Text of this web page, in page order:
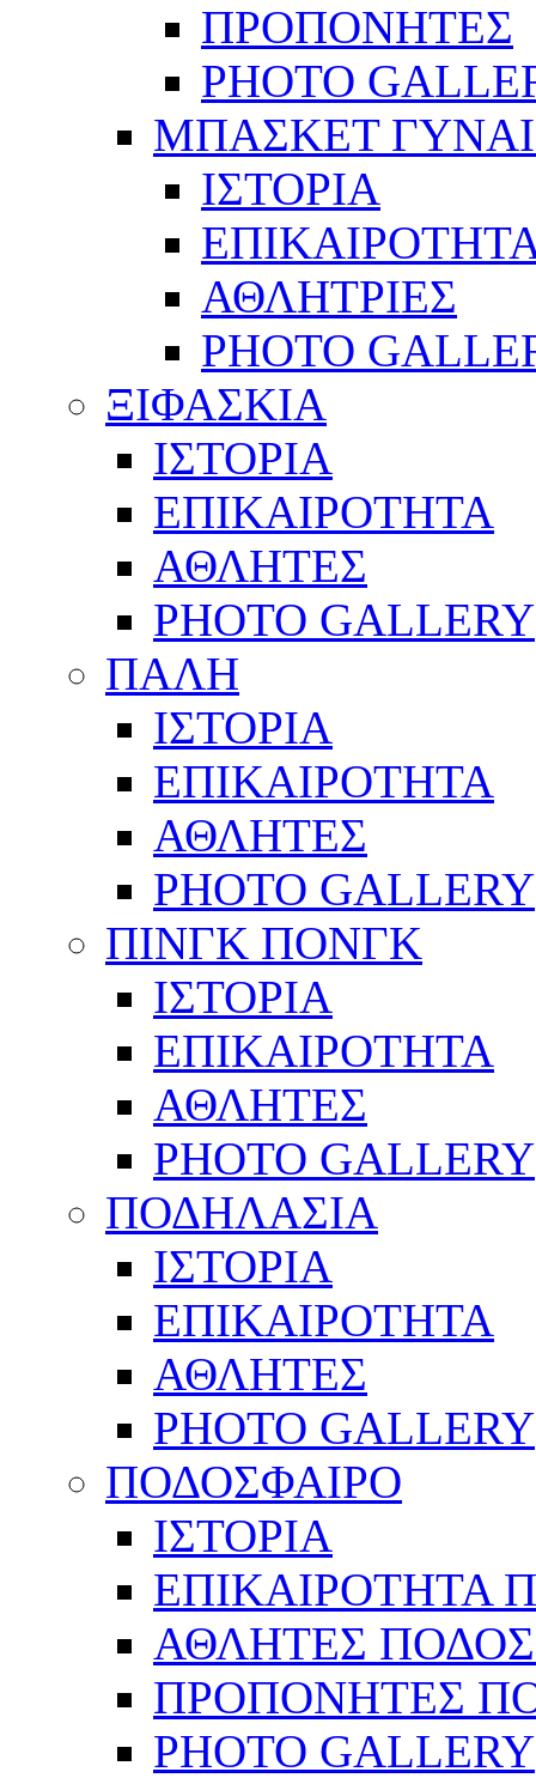
ΠΡΟΠΟΝΗΤΕΣ
PHOTO
ΜΠΑΣΚΕΤ
ΙΣΤΟΡΙΑ
ΑΘΛΗΤΡΙΕΣ
PHOTO
ΞΙΦΑΣΚΙΑ
ΙΣΤΟΡΙΑ
ΕΠΙΚΑΙΡΟΤΗΤΑ
ΑΘΛΗΤΕΣ
PHOTO GALLERY
ΠΑΛΗ
ΙΣΤΟΡΙΑ
ΕΠΙΚΑΙΡΟΤΗΤΑ
ΑΘΛΗΤΕΣ
PHOTO GALLERY
ΠΙΝΓΚ ΠΟΝΓΚ
ΙΣΤΟΡΙΑ
ΕΠΙΚΑΙΡΟΤΗΤΑ
ΑΘΛΗΤΕΣ
PHOTO GALLERY
ΠΟΔΗΛΑΣΙΑ
ΙΣΤΟΡΙΑ
ΕΠΙΚΑΙΡΟΤΗΤΑ
ΑΘΛΗΤΕΣ
PHOTO GALLERY
ΠΟΔΟΣΦΑΙΡΟ
ΙΣΤΟΡΙΑ
ΕΠΙΚΑΙΡΟΤΗΤΑ
ΑΘΛΗΤΕΣ
ΠΡΟΠΟΝΗΤΕΣ
PHOTO GALLERY